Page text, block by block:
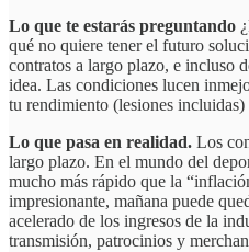
Lo que te estarás preguntando
qué no quiere tener el futuro
contratos a largo plazo, e incluso
idea. Las condiciones lucen
tu rendimiento (lesiones
Lo que pasa en realidad. Los
largo plazo. En el mundo del
mucho más rápido que la
impresionante, mañana puede
acelerado de los ingresos de la
transmisión, patrocinios y